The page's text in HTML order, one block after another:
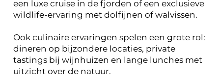
een luxe cruise in de fjorden of een exclusieve
wildlife-ervaring met dolfijnen of walvissen.
Ook culinaire ervaringen spelen een grote rol:
dineren op bijzondere locaties, private
tastings bij wijnhuizen en lange lunches met
uitzicht over de natuur.